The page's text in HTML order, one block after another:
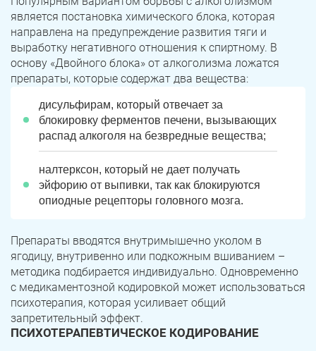
является постановка химического блока, которая
направлена на предупреждение развития тяги и
выработку негативного отношения к спиртному. В
основу «Двойного блока» от алкоголизма ложатся
препараты, которые содержат два вещества:
дисульфирам, который отвечает за
блокировку ферментов печени, вызывающих
распад алкоголя на безвредные вещества;
налтерксон, который не дает получать
эйфорию от выпивки, так как блокируются
опиодные рецепторы головного мозга.
Препараты вводятся внутримышечно уколом в
ягодицу, внутривенно или подкожным вшиванием –
методика подбирается индивидуально. Одновременно
с медикаментозной кодировкой может использоваться
психотерапия, которая усиливает общий
запретительный эффект.
ПСИХОТЕРАПЕВТИЧЕСКОЕ КОДИРОВАНИЕ